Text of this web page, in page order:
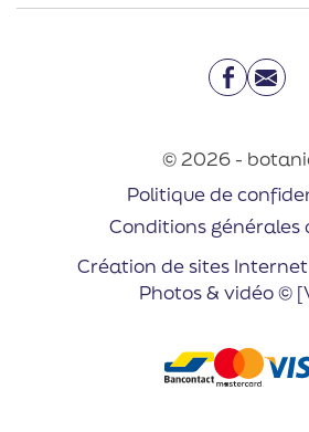
Facebook
Email
© 2026 -
Politique de
Conditions générales
Création de sites
Photos & vidéo ©